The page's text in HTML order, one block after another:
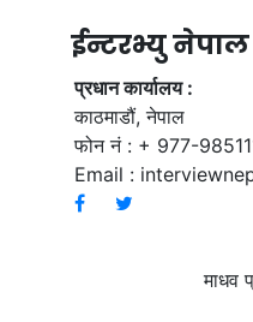
ईन्टरभ्यु
प्रधान कार्यालय :
काठमाडौं, नेपाल
फोन नं : + 977-
Email :
माधव